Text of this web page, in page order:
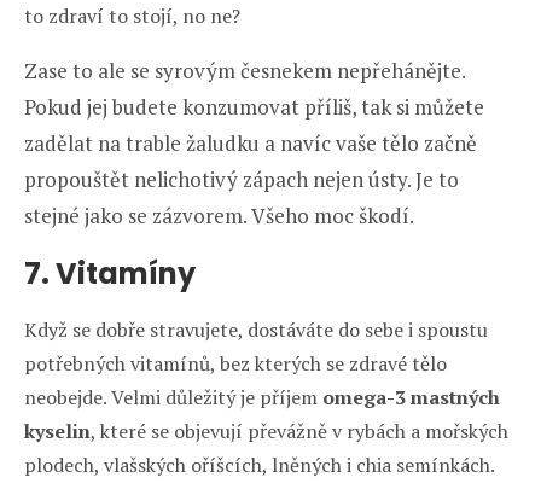
to zdraví to stojí, no ne?
Zase to ale se syrovým česnekem nepřehánějte.
Pokud jej budete konzumovat příliš, tak si můžete
zadělat na trable žaludku a navíc vaše tělo začně
propouštět nelichotivý zápach nejen ústy. Je to
stejné jako se zázvorem. Všeho moc škodí.
7. Vitamíny
Když se dobře stravujete, dostáváte do sebe i spoustu
potřebných vitamínů, bez kterých se zdravé tělo
neobejde. Velmi důležitý je příjem omega-3 mastných
kyselin, které se objevují převážně v rybách a mořských
plodech, vlašských oříšcích, lněných i chia semínkách.